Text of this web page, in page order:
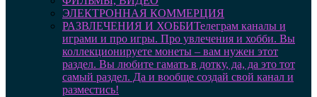
ЭЛЕКТРОННАЯ КОММЕРЦИЯ
РАЗВЛЕЧЕНИЯ И ХОББИТелеграм каналы и
играми и про игры. Про увлечения и хобби. Вы
коллекционируете монеты – вам нужен этот
раздел. Вы любите гамать в дотку, да, да это тот
самый раздел. Да и вообще создай свой канал и
разместись!